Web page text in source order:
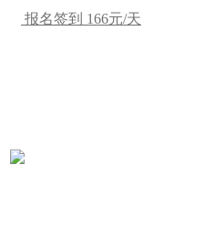
报名签到 166元/天